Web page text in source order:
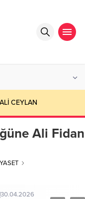
CEYLAN
Ali Fidan
30.04.2026